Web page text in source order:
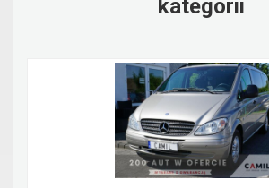
kategorii